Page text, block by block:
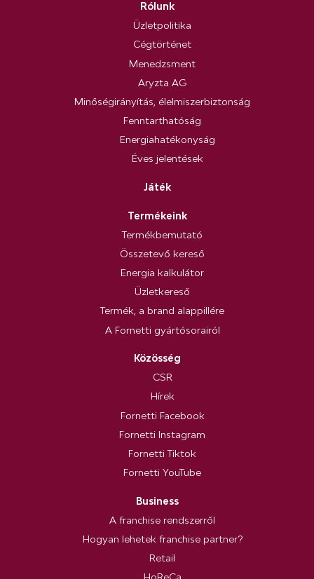
Rólunk
Üzletpolitika
Cégtörténet
Menedzsment
Aryzta AG
Minőségirányítás, élelmiszerbiztonság
Fenntarthatóság
Energiahatékonyság
Éves jelentések
Játék
Termékeink
Termékbemutató
Összetevő kereső
Energia kalkulátor
Üzletkereső
Termék, a brand alappillére
A Fornetti gyártósorairól
Közösség
CSR
Hírek
Fornetti Facebook
Fornetti Instagram
Fornetti Tiktok
Fornetti YouTube
Business
A franchise rendszerről
Hogyan lehetek franchise partner?
Retail